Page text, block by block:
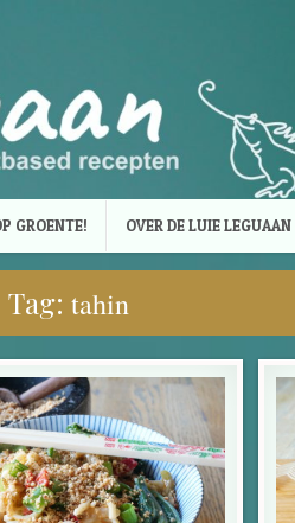
GROENTE! OVER DE LUIE LEGUAAN
Tag:tahin